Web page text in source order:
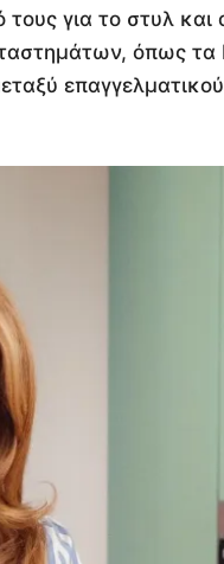
για το στυλ
όπως τα